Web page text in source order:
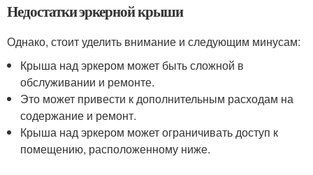
Недостатки эркерной крыши
Однако, стоит уделить внимание и следующим минусам:
Крыша над эркером может быть сложной в
обслуживании и ремонте.
Это может привести к дополнительным расходам на
содержание и ремонт.
Крыша над эркером может ограничивать доступ к
помещению, расположенному ниже.